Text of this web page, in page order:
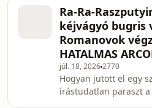
klímaváltozási és
szol
különlegességeket.
Paár Ádám
New Deal valódi
hogyan lépett be az
a második világháborúba. Learn
about your ad
megaphone.fm/
Ra-Ra-
kéjvágyó bugris
Romanovok
HATALMAS
júl. 18, 20262770
Hogyan jutott el egy
írástudatlan paraszt a